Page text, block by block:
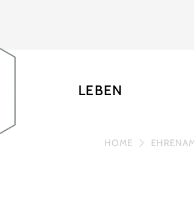
LEBEN
HOME